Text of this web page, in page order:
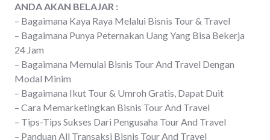
ANDA AKAN BELAJAR :
– Bagaimana Kaya Raya Melalui Bisnis Tour & Travel
– Bagaimana Punya Peternakan Uang Yang Bisa Bekerja
24 Jam
– Bagaimana Memulai Bisnis Tour And Travel Dengan
Modal Minim
– Bagaimana Ikut Tour & Umroh Gratis, Dapat Duit
– Cara Memarketingkan Bisnis Tour And Travel
– Tips-Tips Sukses Dari Pengusaha Tour And Travel
– Panduan All Transaksi Bisnis Tour And Travel